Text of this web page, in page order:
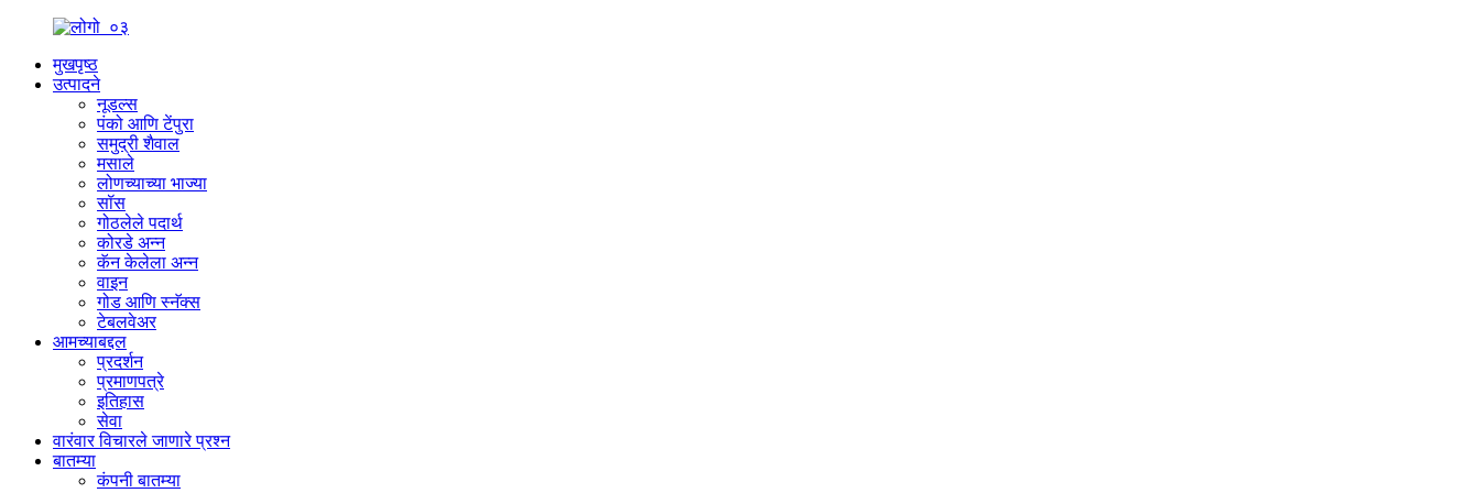
मुखपृष्ठ
उत्पादने
नूडल्स
पंको आणि टेंपुरा
समुद्री शैवाल
मसाले
लोणच्याच्या भाज्या
सॉस
गोठलेले पदार्थ
कोरडे अन्न
कॅन केलेला अन्न
वाइन
गोड आणि स्नॅक्स
टेबलवेअर
आमच्याबद्दल
प्रदर्शन
प्रमाणपत्रे
इतिहास
सेवा
वारंवार विचारले जाणारे प्रश्न
बातम्या
कंपनी बातम्या